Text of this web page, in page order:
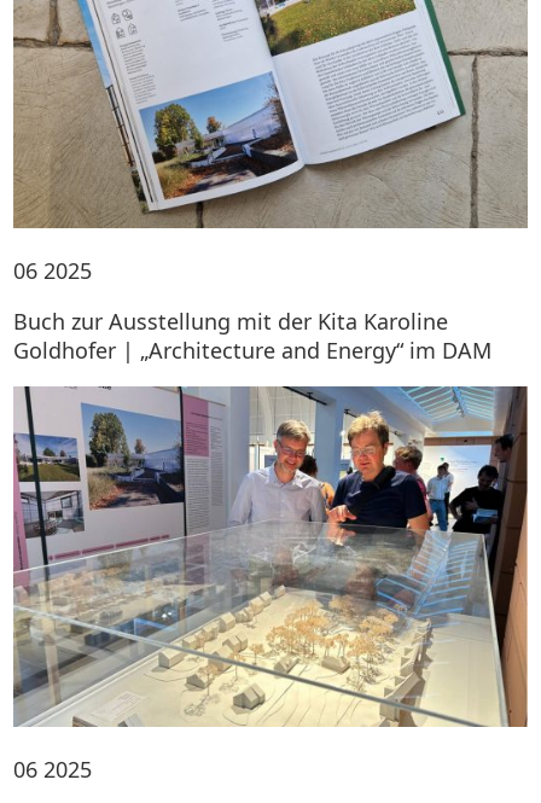
06 2025
Buch zur Ausstellung mit der Kita Karoline
Goldhofer | „Architecture and Energy“ im DAM
06 2025